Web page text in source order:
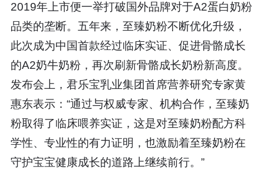
2019年上市便一举打破国外品牌对于A2蛋白奶粉
品类的垄断。五年来，至臻奶粉不断优化升级，
此次成为中国首款经过临床实证、促进骨骼成长
的A2奶牛奶粉，再次刷新骨骼成长奶粉新高度。
发布会上，君乐宝乳业集团首席营养研究专家黄
惠东表示：“通过与权威专家、机构合作，至臻奶
粉取得了临床喂养实证，这是对至臻奶粉配方科
学性、专业性的有力证明，也激励着至臻奶粉在
守护宝宝健康成长的道路上继续前行。”